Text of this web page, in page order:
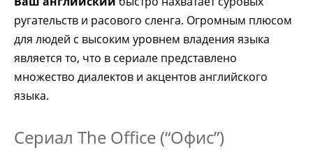
ругательств и расового сленга. Огромным плюсом
для людей с высоким уровнем владения языка
является то, что в сериале представлено
множество диалектов и акцентов английского
языка.
Сериал The Office (“Офис”)